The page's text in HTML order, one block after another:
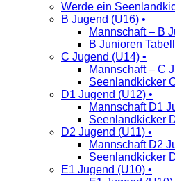
Werde ein
B Jugend (U16) •
Mannschaft – B
B Junioren
C Jugend (U14) •
Mannschaft – C
Seenlandkicker
D1 Jugend (U12) •
Mannschaft D1
Seenlandkicker
D2 Jugend (U11) •
Mannschaft D2
Seenlandkicker
E1 Jugend (U10) •